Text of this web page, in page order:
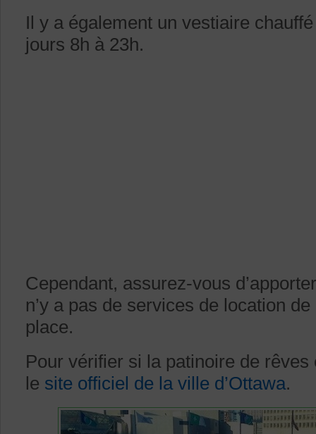
Il y a également un vestiaire
jours 8h à 23h.
Cependant, assurez-vous
n’y a pas de services de location
place.
Pour vérifier si la patinoire de rêves
le site officiel de la ville d’Ottawa.